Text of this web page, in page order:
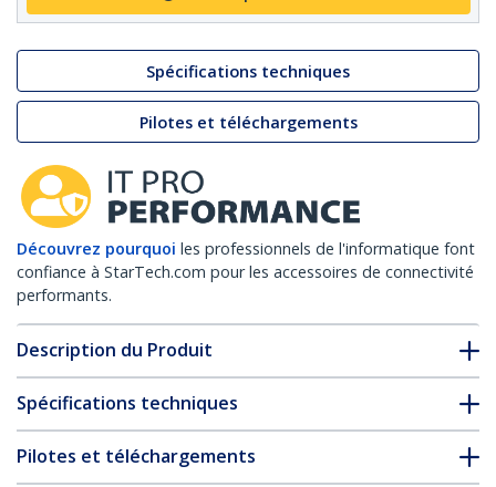
Spécifications techniques
Pilotes et téléchargements
Découvrez pourquoi les professionnels de l'informatique font
confiance à StarTech.com pour les accessoires de connectivité
performants.
Description du Produit
Spécifications techniques
Pilotes et téléchargements